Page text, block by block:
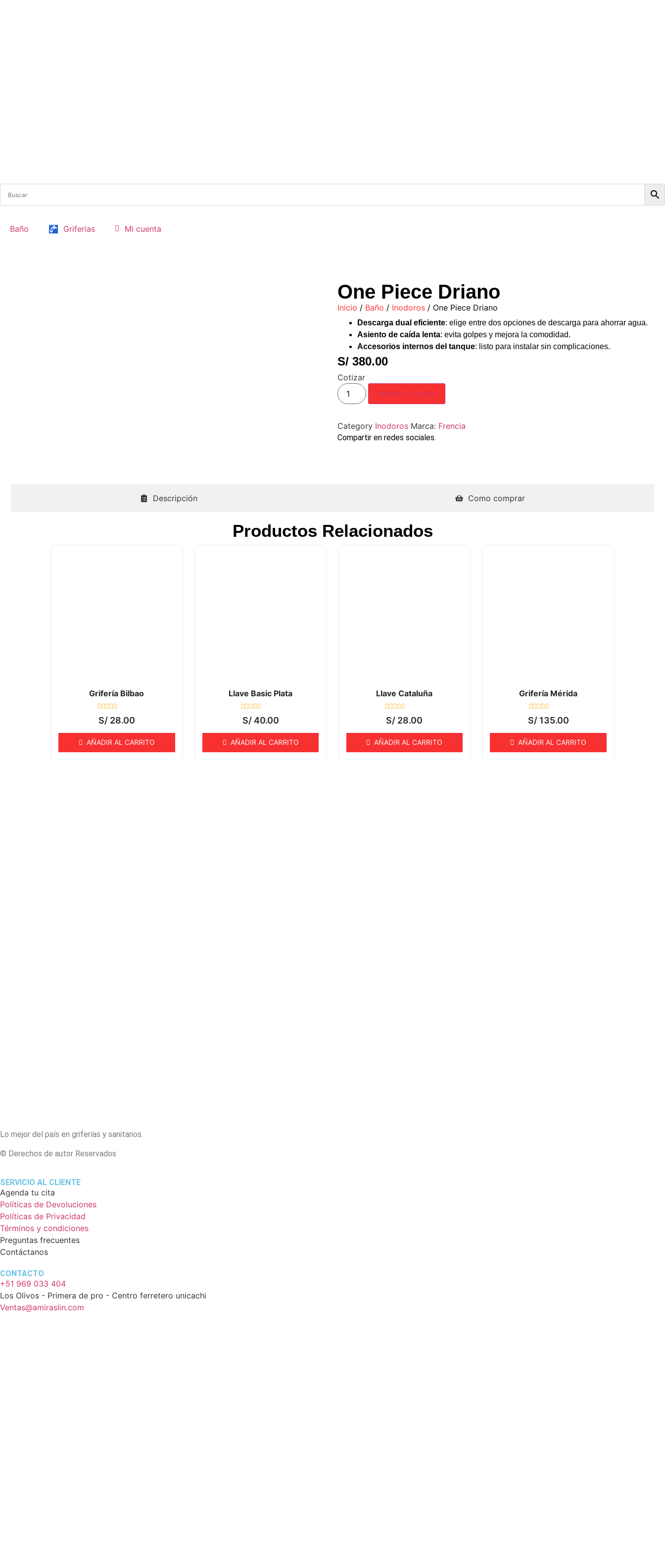
Baño 🚰 Griferias Mi cuenta
One Piece Driano
Inicio / Baño / Inodoros / One Piece Driano
Descarga dual eficiente: elige entre dos opciones de descarga para ahorrar agua.
Asiento de caída lenta: evita golpes y mejora la comodidad.
Accesorios internos del tanque: listo para instalar sin complicaciones.
S/ 380.00
Cotizar
Añadir al carrito
Category Inodoros Marca: Frencia
Compartir en redes sociales.
Descripción Como comprar
Productos Relacionados
Grifería Bilbao
Valorado
con
5
S/28.00
AÑADIR AL CARRITO
Llave Basic Plata
Valorado
con
5
S/40.00
AÑADIR AL CARRITO
Llave Cataluña
Valorado
con
5
S/ 28.00
AÑADIR AL CARRITO
Grifería Mérida
Valorado
con
5
S/135.00
AÑADIR AL CARRITO
Lo mejor del país en griferías y sanitarios.
© Derechos de autor Reservados
SERVICIO AL CLIENTE
Agenda tu cita
Políticas de Devoluciones
Políticas de Privacidad
Términos y condiciones
Preguntas frecuentes
Contáctanos
CONTACTO
+51 969 033 404
Los Olivos - Primera de pro - Centro ferretero unicachi
Ventas@amiraslin.com